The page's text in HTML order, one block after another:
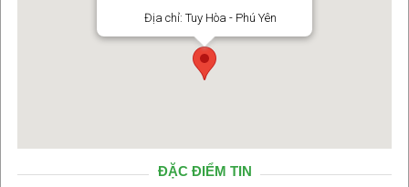
Địa chỉ: Tuy Hòa - Phú Yên
ĐẶC ĐIỂM TIN